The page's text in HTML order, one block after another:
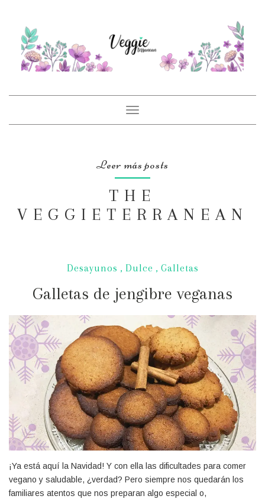
Toggle
navigation
Leer más posts
THE
VEGGIETERRANEAN
Desayunos , Dulce , Galletas
Galletas de jengibre veganas
¡Ya está aquí la Navidad! Y con ella las dificultades para comer
vegano y saludable, ¿verdad? Pero siempre nos quedarán los
familiares atentos que nos preparan algo especial o,